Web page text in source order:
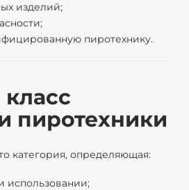
изделий;
пиротехнику.
класс
пиротехники
категория, определяющая:
использовании;